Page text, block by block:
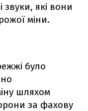
які вони
міни.
було
шляхом
за фахову